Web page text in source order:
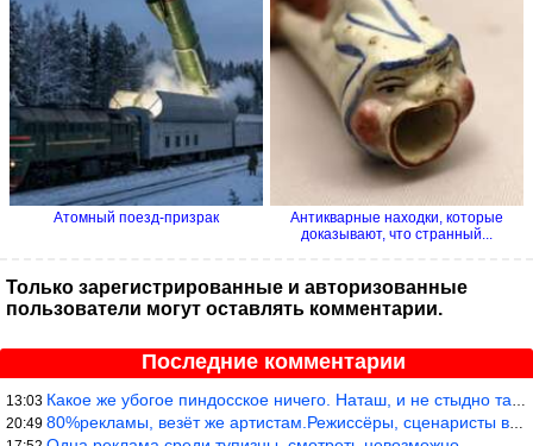
Атомный поезд-призрак
Антикварные находки, которые
доказывают, что странный...
Только зарегистрированные и авторизованные
пользователи могут оставлять комментарии.
Последние комментарии
13:03 Какое же убогое пиндосское ничего. Наташ, и не стыдно такую фигн
20:49 80%рекламы, везёт же артистам.Режиссёры, сценаристы вы где или к